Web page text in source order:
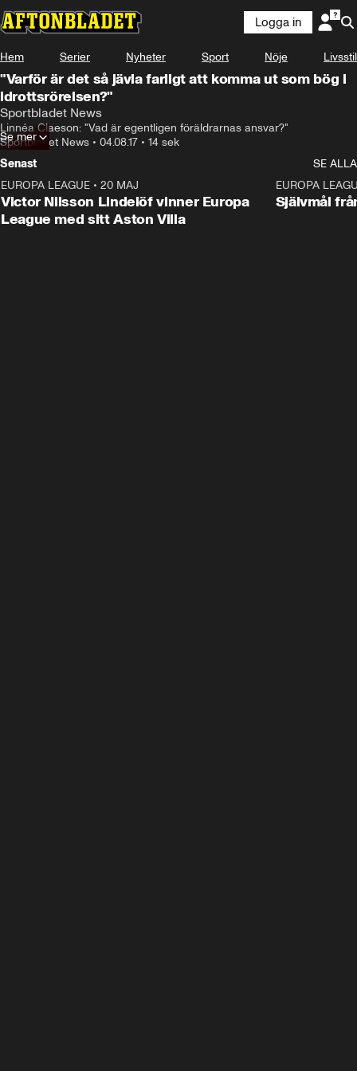
Logga in
Hem Serier Nyheter Sport Nöje Livsstil
"Varför är det så jävla farligt att komma ut som bög i
idrottsrörelsen?"
Sportbladet News
Linnéa Claeson: "Vad är egentligen föräldrarnas ansvar?"
Sportbladet News • 04.08.17 • 14 sek
Se mer
Senast
SE ALLA
EUROPA LEAGUE • 20 MAJ
Victor Nilsson Lindelöf vinner Europa
League med sitt Aston Villa
EUROPA
Självmål